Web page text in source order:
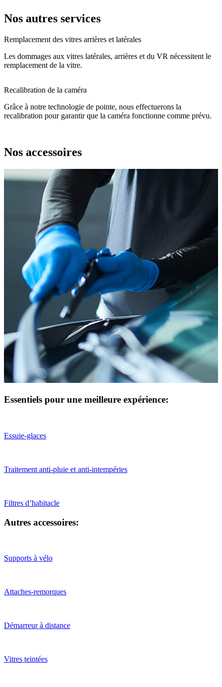
Nos autres services
Remplacement des vitres arrières et latérales
Les dommages aux vitres latérales, arrières et du VR nécessitent le
remplacement de la vitre.
Recalibration de la caméra
Grâce à notre technologie de pointe, nous effectuerons la
recalibration pour garantir que la caméra fonctionne comme prévu.
Nos accessoires
Essentiels pour une meilleure expérience:
Essuie-glaces
Traitement anti-pluie et anti-intempéries
Filtres d’habitacle
Autres accessoires:
Supports à vélo
Attaches-remorques
Démarreur à distance
Vitres teintées